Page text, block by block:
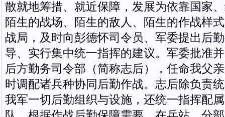
散就地筹措、就近保障，发展为依靠国家
陌生的战场、陌生的敌人、陌生的作战样
战局，及时向彭德怀司令员、军委提出后
导、实行集中统一指挥的建议。军委批准
后方勤务司令部（简称志后），任命我父
时调配诸兵种协同后勤作战。志后除负责
我军一切后勤组织与设施，还统一指挥配